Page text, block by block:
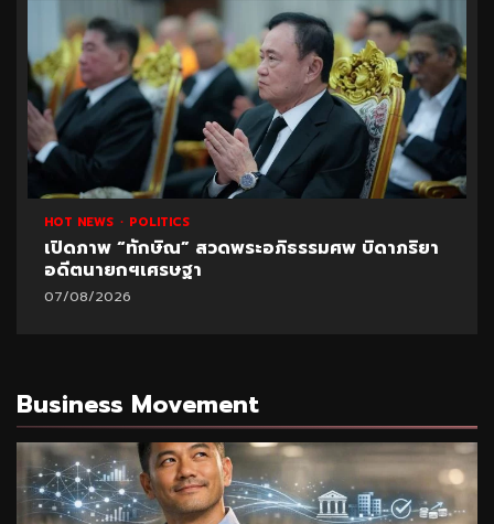
HOT NEWS POLITICS
เปิดภาพ “ทักษิณ” สวดพระอภิธรรมศพ บิดาภริยา
อดีตนายกฯเศรษฐา
07/08/2026
Business Movement